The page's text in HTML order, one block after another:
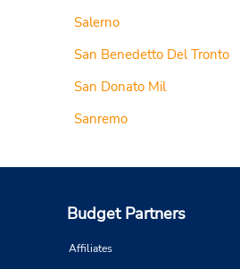
Salerno
San Benedetto Del Tronto
San Donato Mil
Sanremo
Budget Partners
Affiliates